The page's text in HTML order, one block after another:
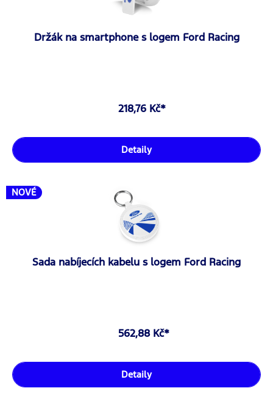
Držák na smartphone s logem Ford Racing
218,76 Kč*
Detaily
NOVÉ
Sada nabíjecích kabelu s logem Ford Racing
562,88 Kč*
Detaily